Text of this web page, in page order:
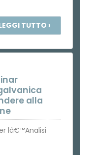
TUTTO ›
alla
lâ€™Analisi